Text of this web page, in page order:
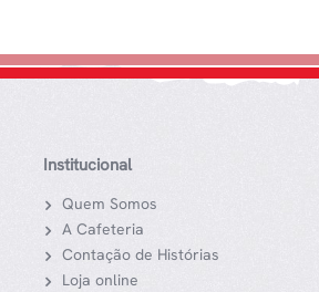
Institucional
Quem Somos
A Cafeteria
Contação de Histórias
Loja online